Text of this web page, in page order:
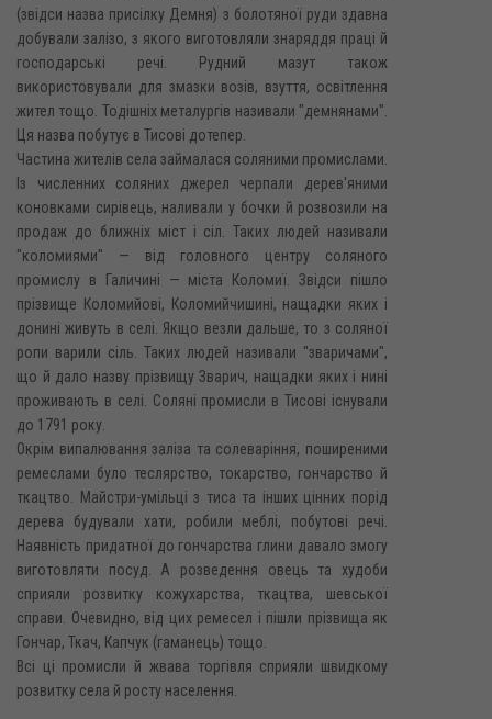
(звідси назва присілку Демня) з болотяної руди здавна
добували залізо, з якого виготовляли знаряддя праці й
господарські речі. Рудний мазут також
використовували для змазки возів, взуття, освітлення
жител тощо. Тодішніх металургів називали "демнянами".
Ця назва побутує в Тисові дотепер.
Частина жителів села займалася соляними промислами.
Із численних соляних джерел черпали дерев'яними
коновками сирівець, наливали у бочки й розвозили на
продаж до ближніх міст і сіл. Таких людей називали
"коломиями" — від головного центру соляного
промислу в Галичині — міста Коломиї. Звідси пішло
прізвище Коломийові, Коломийчишині, нащадки яких і
донині живуть в селі. Якщо везли дальше, то з соляної
ропи варили сіль. Таких людей називали "зваричами",
що й дало назву прізвищу Зварич, нащадки яких і нині
проживають в селі. Соляні промисли в Тисові існували
до 1791 року.
Окрім випалювання заліза та солеваріння, поширеними
ремеслами було теслярство, токарство, гончарство й
ткацтво. Майстри-умільці з тиса та інших цінних порід
дерева будували хати, робили меблі, побутові речі.
Наявність придатної до гончарства глини давало змогу
виготовляти посуд. А розведення овець та худоби
сприяли розвитку кожухарства, ткацтва, шевської
справи. Очевидно, від цих ремесел і пішли прізвища як
Гончар, Ткач, Капчук (гаманець) тощо.
Всі ці промисли й жвава торгівля сприяли швидкому
розвитку села й росту населення.